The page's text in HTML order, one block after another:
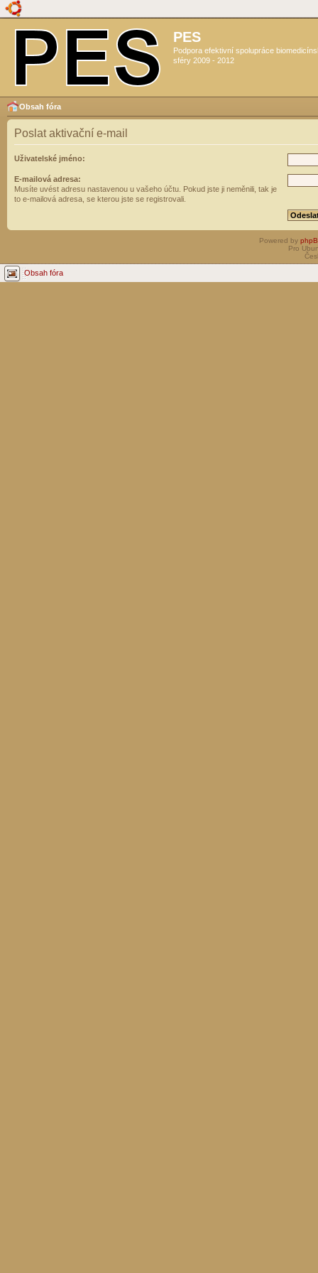
PES
Podpora efektivní spolupráce
sféry 2009 - 2012
Obsah fóra
Poslat aktivační e-mail
Uživatelské jméno:
E-mailová adresa:
Musíte uvést adresu nastavenou u vašeho účtu. Pokud jste ji neměnili, tak je
to e-mailová adresa, se kterou jste se registrovali.
Powered by
Pro
Obsah fóra